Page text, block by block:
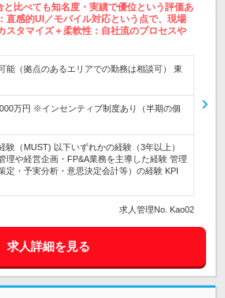
と比べても知名度・実績で優位という評価あ
直感的UI／モバイル対応という点で、現場
スタマイズ＋柔軟性：自社流のプロセスや
能（拠点のあるエリアでの勤務は相談可） 東
万円 ※インセンティブ制度あり（半期の個
験（MUST) 以下いずれかの経験（3年以上）
理や経営企画・FP&A業務を主導した経験 管理
定・予実分析・意思決定会計等）の経験 KPI
求人管理No. Kao02
求人詳細を見る